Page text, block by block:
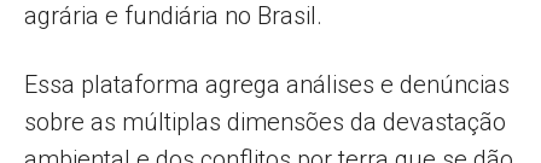
agrária e fundiária no Brasil.
Essa plataforma agrega análises e denúncias
sobre as múltiplas dimensões da devastação